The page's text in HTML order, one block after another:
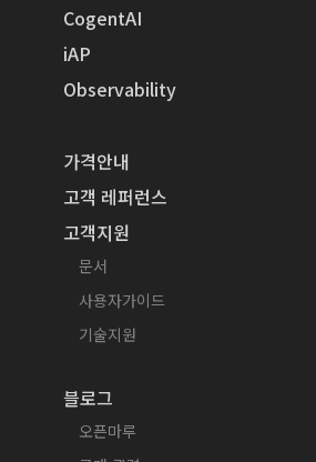
CogentAI
iAP
Observability
가격안내
고객 레퍼런스
고객지원
문서
사용자가이드
기술지원
블로그
오픈마루